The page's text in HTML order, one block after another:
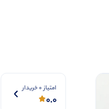
امتیاز 0 خریدار
0.0